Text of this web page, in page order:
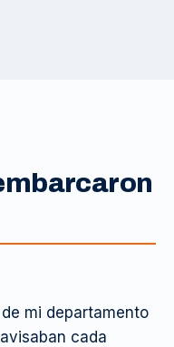
mi departamento
cada